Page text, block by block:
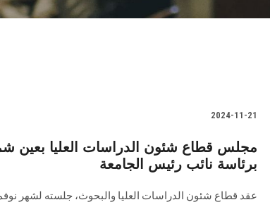
2024-11-21
مجلس قطاع شئون الدراسات العليا بعين
برئاسة نائب رئيس الجامعة
عقد قطاع شئون الدراسات العليا والبحوث، جلسته لشهر